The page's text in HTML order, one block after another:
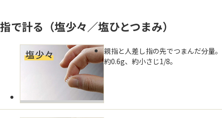
指で計る（塩少々／塩ひとつまみ）
親指と人差し指の先でつまんだ分量。
約0.6g、約小さじ1/8。